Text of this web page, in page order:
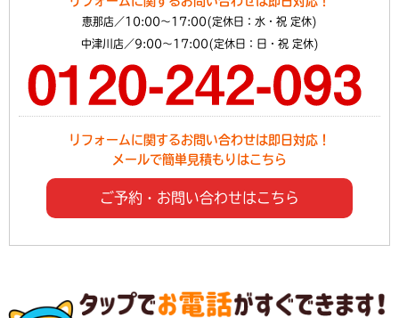
恵那店／10:00～17:00(定休日：水・祝 定休)
中津川店／9:00～17:00(定休日：日・祝 定休)
リフォームに関するお問い合わせは即日対応！
メールで簡単見積もりはこちら
ご予約・お問い合わせはこちら